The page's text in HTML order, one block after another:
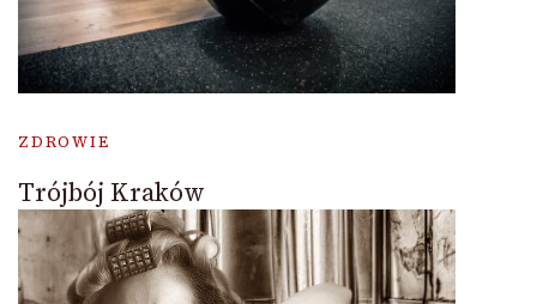
ZDROWIE
Trójbój Kraków